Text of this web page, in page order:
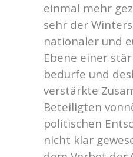
einmal mehr
sehr der
nationaler und
Ebene einer
bedürfe und
verstärkte
Beteiligten
politischen
nicht klar